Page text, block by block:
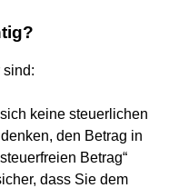
sind:
keine steuerlichen
den Betrag in
Betrag“
dass Sie dem